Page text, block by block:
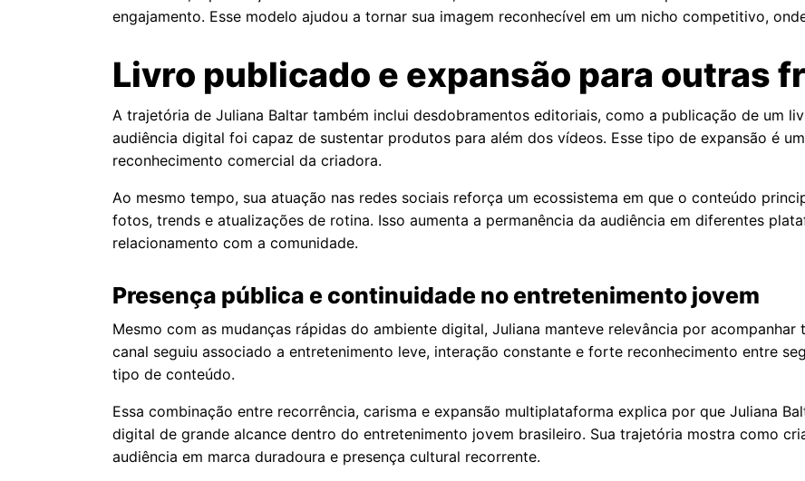
engajamento. Esse modelo ajudou a tornar sua imagem reconhecível em um nicho competitivo,
Livro publicado e expansão para outras
A trajetória de Juliana Baltar também inclui desdobramentos editoriais, como a publicação de um
audiência digital foi capaz de sustentar produtos para além dos vídeos. Esse tipo de expansão é
reconhecimento comercial da criadora.
Ao mesmo tempo, sua atuação nas redes sociais reforça um ecossistema em que o conteúdo
fotos, trends e atualizações de rotina. Isso aumenta a permanência da audiência em diferentes
relacionamento com a comunidade.
Presença pública e continuidade no entretenimento jovem
Mesmo com as mudanças rápidas do ambiente digital, Juliana manteve relevância por acompanhar
canal seguiu associado a entretenimento leve, interação constante e forte reconhecimento entre
tipo de conteúdo.
Essa combinação entre recorrência, carisma e expansão multiplataforma explica por que Juliana
digital de grande alcance dentro do entretenimento jovem brasileiro. Sua trajetória mostra como
audiência em marca duradoura e presença cultural recorrente.